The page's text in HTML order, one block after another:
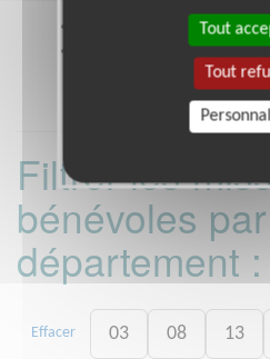
https://
Filtrer les
bénévoles par
département :
Effacer 03 08 13
Tout
Tout